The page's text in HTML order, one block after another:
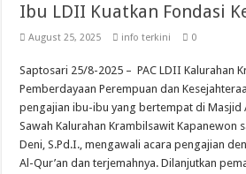
Ibu LDII Kuatkan Fondasi
August 25, 2025 info terkini 0
Saptosari 25/8-2025 – PAC LDII Kalurahan
Pemberdayaan Perempuan dan
pengajian ibu-ibu yang bertempat di Masjid
Sawah Kalurahan Krambilsawit Kapanewon
Deni, S.Pd.I., mengawali acara pengajian
Al-Qur’an dan terjemahnya. Dilanjutkan